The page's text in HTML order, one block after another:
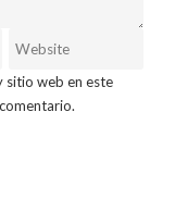
sitio web en este